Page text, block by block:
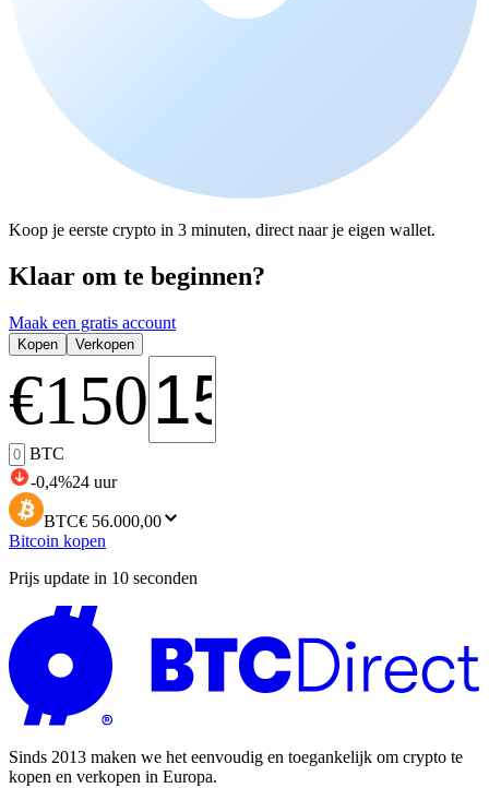
Koop je eerste crypto in 3 minuten, direct naar je eigen wallet.
Klaar om te beginnen?
Maak een gratis account
Kopen Verkopen
€150
BTC
-0,4%24 uur
BTC€ 56.000,00
Bitcoin kopen
Prijs update in 10 seconden
Sinds 2013 maken we het eenvoudig en toegankelijk om crypto te
kopen en verkopen in Europa.